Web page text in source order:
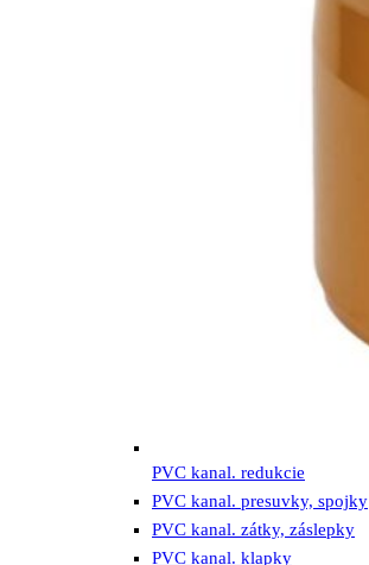
PVC kanal. redukcie
PVC kanal. presuvky, spojky
PVC kanal. zátky, záslepky
PVC kanal. klapky